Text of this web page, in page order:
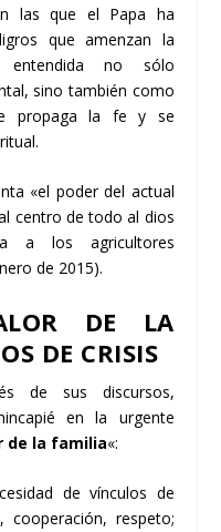
las que el Papa ha
que amenzan la
no sólo
, sino también como
propaga la fe y se
«el poder del actual
centro de todo al dios
a los agricultores
de 2015).
DE LA
DE CRISIS
de sus discursos,
en la urgente
de la familia«:
de vínculos de
cooperación, respeto;